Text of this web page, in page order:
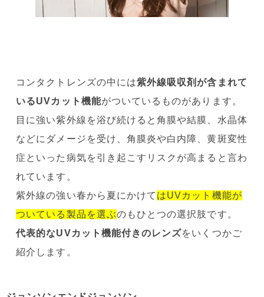
コンタクトレンズの中には紫外線吸収剤が含まれて
いるUVカット機能がついているものがあります。
目に強い紫外線を浴び続けると角膜や結膜、水晶体
などにダメージを受け、角膜炎や白内障、黄斑変性
症といった病気を引き起こすリスクが高まると言わ
れています。
紫外線の強い春から夏にかけて はUVカット機能が
ついている製品を選ぶのもひとつの選択肢です。
代表的なUVカット機能付きのレンズをいくつかご
紹介します。